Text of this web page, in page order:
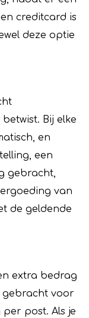
creditcard is
deze optie
Bij elke
en
een
gebracht,
van
de geldende
extra bedrag
gebracht voor
post. Als je